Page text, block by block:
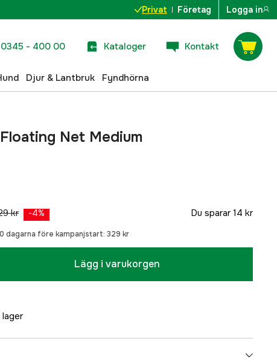
Privat Företag Logga in
0345 - 400 00 Kataloger Kontakt
Djur & Lantbruk Fyndhörna
Net Medium
kr -4% Du sparar 14 kr
dagarna före kampanjstart: 329 kr
Lägg i varukorgen
lager